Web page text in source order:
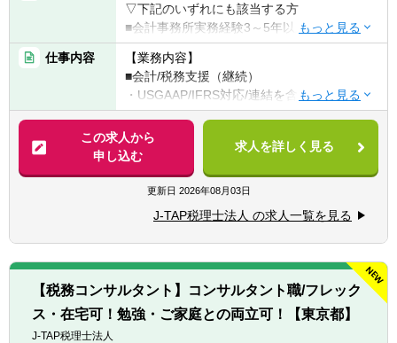
▽下記のいずれにも該当する方
■会計事務所実務経験3～5年以上（法人税申
告書作成経験必須）
■税理士試験の3科目合格者以上（簿財+法人
or消費or相続）or公認会計士
【歓迎要件】
■金融業界経験のある方
【求める人材】
■ 謙虚さと素直さがある方（コミュニケーシ
ョンと協力）
力）
■悪いことも含めあらゆる事象を自己成長機
会だと捉えることができる（主体性）
■成長意欲が高い（プロフェッショナリズ
仕事内容
【業務内容】
■会計/税務支援（継続）
・USGAAP/IFRS対応/連結を含む決算業務
・各種任意/法定監査
・税務顧問（税務相談）
・法人税/消費税/償却資産税の申告代行
・入出金、記帳、給与計算等事務代行
・資産税（相続対策）コンサルティング
■税務支援（スポット）
・個人/相続の申告代行
・税務面の調査（税務DD）
・組織再編ストラクチャーの検討/実行支援
※経験スキルによってお任せする業務は異な
この求人から
申し込む
求人を詳しく見る
更新日 2026年08月03日
J-TAP税理士法人 の求人一覧を見る
【税務コンサルタント】コンサルタント職/フレック
ス・在宅可！勉強・ご家庭との両立可！【東京都】
J-TAP税理士法人